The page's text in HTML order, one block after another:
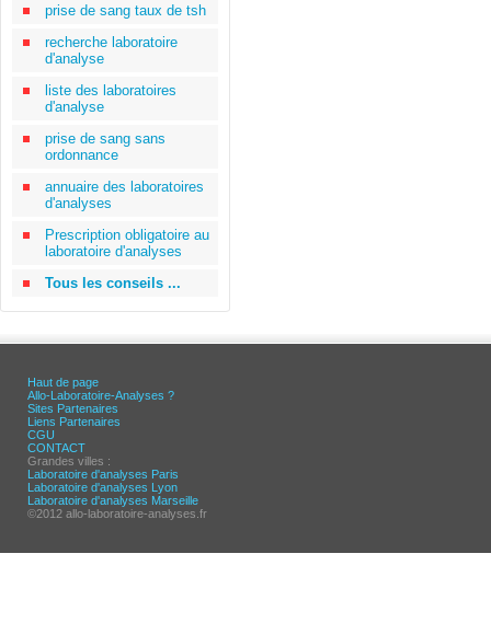
prise de sang taux de tsh
recherche laboratoire
d'analyse
liste des laboratoires
d'analyse
prise de sang sans
ordonnance
annuaire des laboratoires
d'analyses
Prescription obligatoire au
laboratoire d'analyses
Tous les conseils ...
Haut de page
Allo-Laboratoire-Analyses ?
Sites Partenaires
Liens Partenaires
CGU
CONTACT
Grandes villes :
Laboratoire d'analyses Paris
Laboratoire d'analyses Lyon
Laboratoire d'analyses Marseille
©2012 allo-laboratoire-analyses.fr